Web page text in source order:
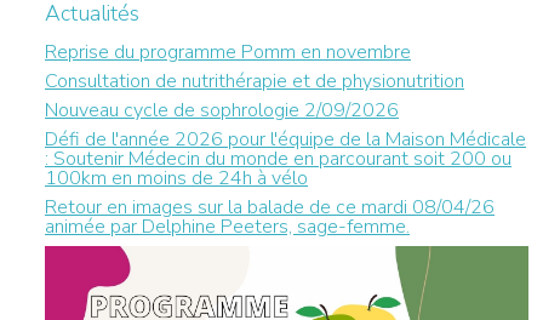
Actualités
Reprise du programme Pomm en novembre
Consultation de nutrithérapie et de physionutrition
Nouveau cycle de sophrologie 2/09/2026
Défi de l'année 2026 pour l'équipe de la Maison Médicale
: Soutenir Médecin du monde en parcourant soit 200 ou
100km en moins de 24h à vélo
Retour en images sur la balade de ce mardi 08/04/26
animée par Delphine Peeters, sage-femme.